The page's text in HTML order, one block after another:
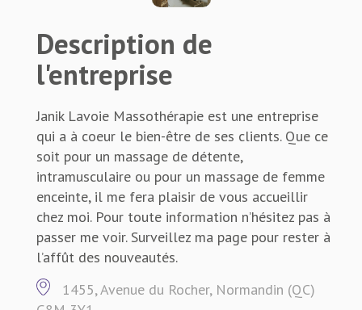
Description de
l'entreprise
Janik Lavoie Massothérapie est une entreprise
qui a à coeur le bien-être de ses clients. Que ce
soit pour un massage de détente,
intramusculaire ou pour un massage de femme
enceinte, il me fera plaisir de vous accueillir
chez moi. Pour toute information n’hésitez pas à
passer me voir. Surveillez ma page pour rester à
l’affût des nouveautés.
1455, Avenue du Rocher, Normandin (QC)